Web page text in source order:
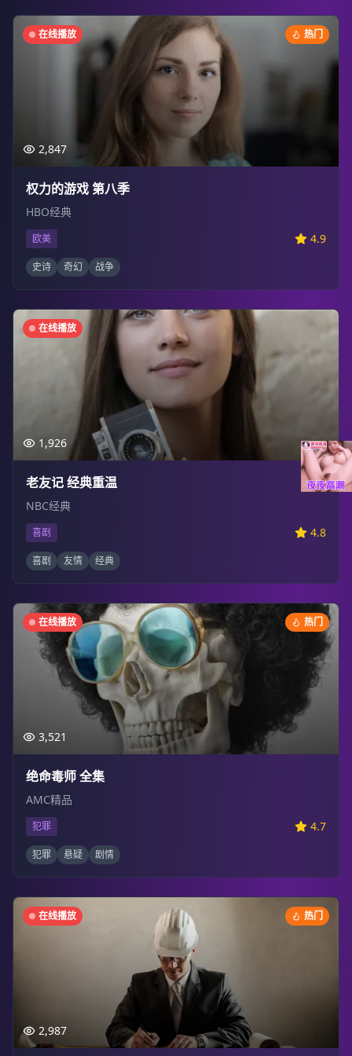
在线播放 热门
2,847
权力的游戏 第八季
HBO经典
欧美 4.9
史诗 奇幻 战争
在线播放
1,926
老友记 经典重温
NBC经典
喜剧 4.8
喜剧 友情 经典
在线播放 热门
3,521
绝命毒师 全集
AMC精品
犯罪 4.7
犯罪 悬疑 剧情
在线播放 热门
2,987